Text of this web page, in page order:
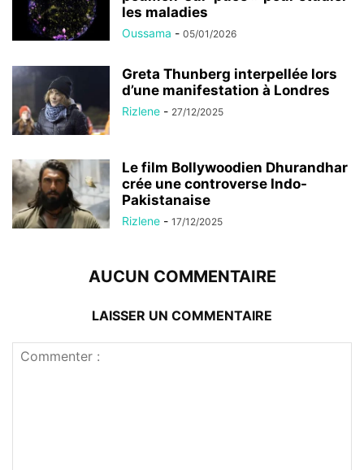
les maladies
Oussama - 05/01/2026
Greta Thunberg interpellée lors
d’une manifestation à Londres
Rizlene - 27/12/2025
Le film Bollywoodien Dhurandhar
crée une controverse Indo-
Pakistanaise
Rizlene - 17/12/2025
AUCUN COMMENTAIRE
LAISSER UN COMMENTAIRE